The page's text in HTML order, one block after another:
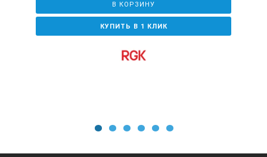
В КОРЗИНУ
КУПИТЬ В 1 КЛИК